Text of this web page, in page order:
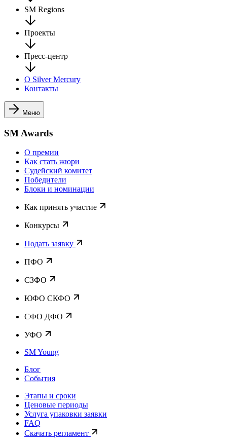
SM Regions
Проекты
Пресс-центр
О Silver Mercury
Контакты
Меню
SM Awards
О премии
Как стать жюри
Судейский комитет
Победители
Блоки и номинации
Как принять участие
Конкурсы
Подать заявку
ПФО
СЗФО
ЮФО СКФО
CФО ДФО
УФО
SM Young
Блог
События
Этапы и сроки
Ценовые периоды
Услуга упаковки заявки
FAQ
Скачать регламент